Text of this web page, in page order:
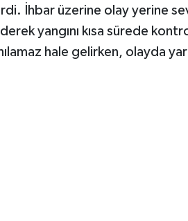
İhbar üzerine olay yerine
yangını kısa sürede
hale gelirken, olayda